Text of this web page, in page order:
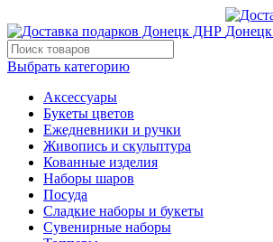
Выбрать категорию
Аксессуары
Букеты цветов
Ежедневники и ручки
Живопись и скульптура
Кованные изделия
Наборы шаров
Посуда
Сладкие наборы и букеты
Сувенирные наборы